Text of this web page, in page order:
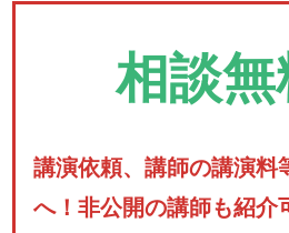
相談無
講演依頼、講師の講演料
へ！非公開の講師も紹介